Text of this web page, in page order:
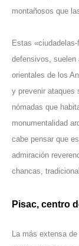
montañosos que
Estas
defensivos, suelen
orientales de los
y prevenir ataques
nómadas que
monumentalidad
cabe pensar que
admiración
chancas,
Pisac, centro
La más extensa